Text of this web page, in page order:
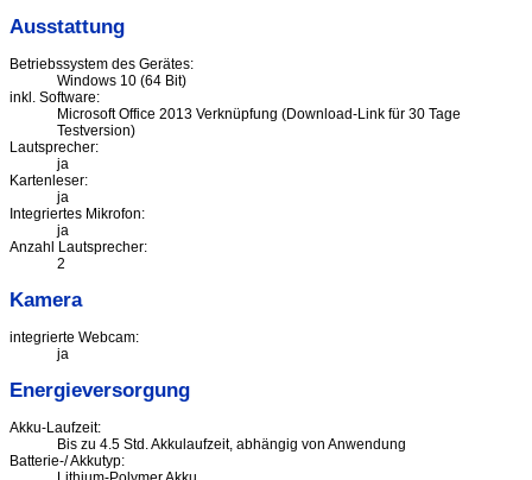
Ausstattung
Betriebssystem des Gerätes:
Windows 10 (64 Bit)
inkl. Software:
Microsoft Office 2013 Verknüpfung (Download-Link für 30 Tage
Testversion)
Lautsprecher:
ja
Kartenleser:
ja
Integriertes Mikrofon:
ja
Anzahl Lautsprecher:
2
Kamera
integrierte Webcam:
ja
Energieversorgung
Akku-Laufzeit:
Bis zu 4.5 Std. Akkulaufzeit, abhängig von Anwendung
Batterie-/ Akkutyp: